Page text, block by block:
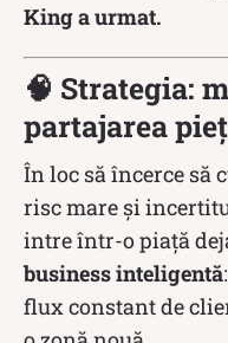
King a urmat.
🧠 Strategia:
partajarea
În loc să încerce să
risc mare și
intre într-o piață
business inteligentă
flux constant de